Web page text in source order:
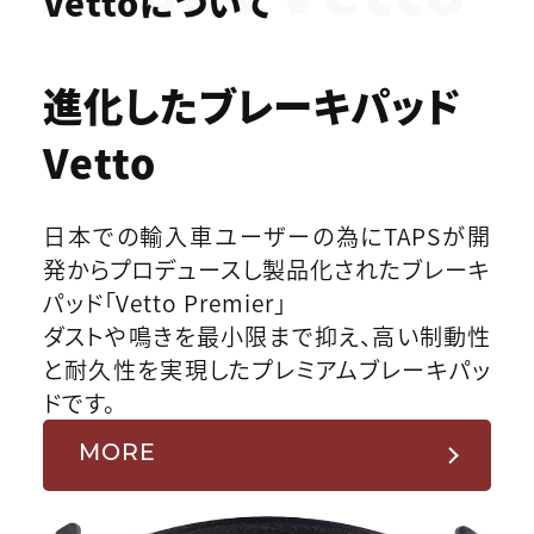
進化したブレーキパッド
Vetto
日本での輸入車ユーザーの為にTAPSが開
発からプロデュースし製品化されたブレーキ
パッド「Vetto Premier」
ダストや鳴きを最小限まで抑え、高い制動性
と耐久性を実現したプレミアムブレーキパッ
ドです。
MORE